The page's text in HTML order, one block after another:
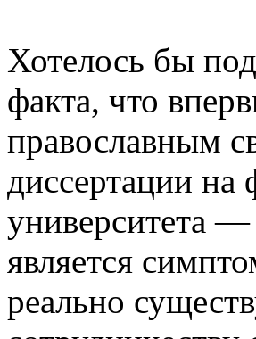
Хотелось бы
факта, что
православным
диссертации на
университета
является
реально